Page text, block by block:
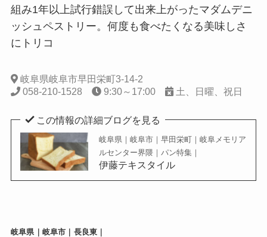
組み1年以上試行錯誤して出来上がったマダムデニ
ッシュペストリー。何度も食べたくなる美味しさ
にトリコ
岐阜県岐阜市早田栄町3-14-2
058-210-1528
9:30～17:00 土、日曜、祝日
この情報の詳細ブログを見る
岐阜県｜岐阜市｜早田栄町｜岐阜メモリア
ルセンター界隈｜パン特集｜
伊藤テキスタイル
岐阜県｜岐阜市｜長良東｜